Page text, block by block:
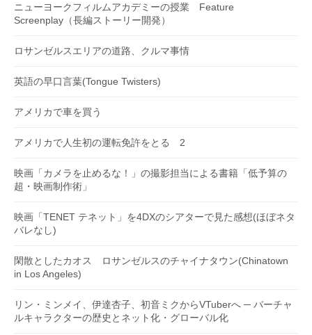
ニューヨークフィルムアカデミーの授業 Feature
Screenplay（長編ストーリー開発）
ロサンゼルスエリアの道路、クルマ事情
英語の早口言葉(Tongue Twisters)
アメリカで車を買う
アメリカで人生初の運転免許をとる 2
映画「カメラを止めるな！」の撮影担当による書籍「低予算の
超・映画制作術」
映画「TENET テネット」を4DXのシアターで見た感想(ほぼネタ
バレなし)
閑散としたカオス ロサンゼルスのチャイナタウン(Chinatown
in Los Angeles)
リン・ミンメイ、伊達杏子、初音ミクからVTuberへ ─ バーチャ
ルキャラクターの歴史とネット化・グローバル化